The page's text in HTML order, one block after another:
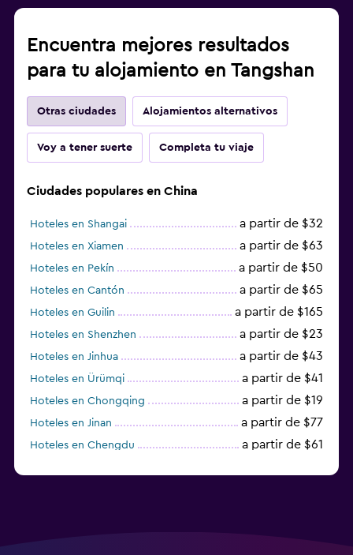
Encuentra mejores resultados
para tu alojamiento en Tangshan
Otras ciudades Alojamientos alternativos
Voy a tener suerte Completa tu viaje
Ciudades populares en China
Hoteles en Shangai a partir de $32
Hoteles en Xiamen a partir de $63
Hoteles en Pekín a partir de $50
Hoteles en Cantón a partir de $65
Hoteles en Guilin a partir de $165
Hoteles en Shenzhen a partir de $23
Hoteles en Jinhua a partir de $43
Hoteles en Ürümqi a partir de $41
Hoteles en Chongqing a partir de $19
Hoteles en Jinan a partir de $77
Hoteles en Chengdu a partir de $61